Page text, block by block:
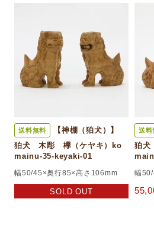
送料無料
【神棚（狛犬）】
狛犬 木彫 欅（ケヤキ）ko
mainu-35-keyaki-01
幅50/45×奥行85×高さ106mm
SOLD OUT
送料
狛
幅